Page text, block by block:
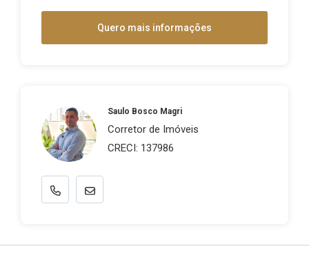
Quero mais informações
Saulo Bosco Magri
Corretor de Imóveis
CRECI: 137986